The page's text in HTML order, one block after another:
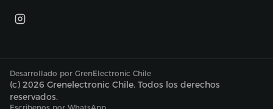
Desarrollado por GrenElectronic Chile
(c) 2026 Grenelectronic Chile. Todos los derechos
reservados.